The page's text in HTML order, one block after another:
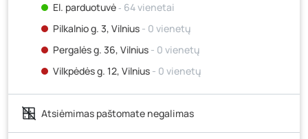
El. parduotuvė‐ 64 vienetai
Pilkalnio g. 3, Vilnius - 0 vienetų
Pergalės g. 36, Vilnius - 0 vienetų
Vilkpėdės g. 12, Vilnius - 0 vienetų
Ateities g. 15, Vilnius- 0 vienetų
Kauno r., Narsiečių k., Vytauto g. 183, Kaunas
vienetų
Atsiėmimas paštomate negalimas